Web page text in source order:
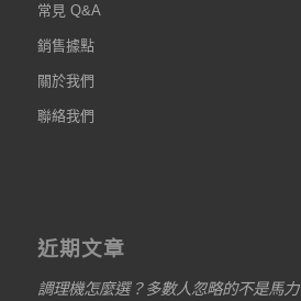
常見 Q&A
銷售據點
關於我們
聯絡我們
近期文章
調理機怎麼選？多數人忽略的不是馬力